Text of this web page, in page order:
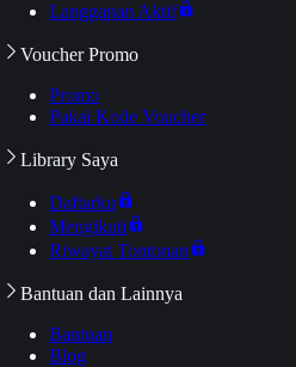
Langganan Aktif
Voucher Promo
Promo
Pakai Kode Voucher
Library Saya
Daftarku
Mengikuti
Riwayat Tontonan
Bantuan dan Lainnya
Bantuan
Blog